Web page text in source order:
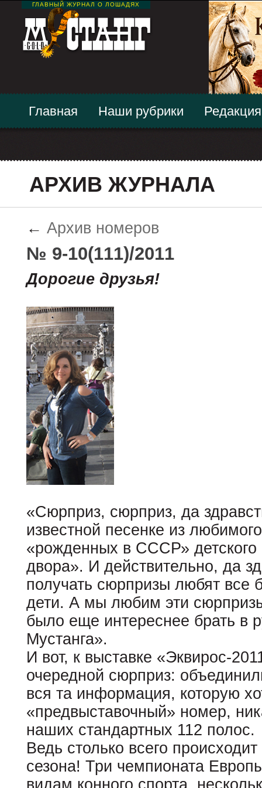
ГЛАВНЫЙ ЖУРНАЛ О ЛОШАДЯХ
Главная Наши рубрики Редакция
АРХИВ ЖУРНАЛА
← Архив номеров
№ 9-10(111)/2011
Дорогие друзья!
«Сюрприз, сюрприз, да
известной песенке из
«рожденных в СССР»
двора». И действительно, да
получать сюрпризы любят все
дети. А мы любим эти
было еще интереснее брать в
Мустанга».
И вот, к выставке «Эквирос-
очередной сюрприз:
вся та информация, которую
«предвыставочный» номер,
наших стандартных 112 полос.
Ведь столько всего
сезона! Три чемпионата
видам конного спорта,